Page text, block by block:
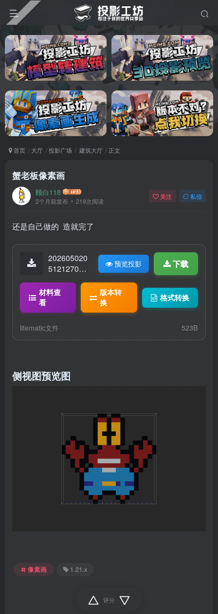
首页 大厅 投影广场 建筑大厅 正文
蟹老板像素画
顾白118
2个月前发布 219次阅读
关注 私信
还是自己做的 造就完了
202605020
51212706-
matic
预览投影 下载
材料查
看
版本转
换
格式转换
litematic文件 523B
侧视图预览图
像素画 1.21.x
评分